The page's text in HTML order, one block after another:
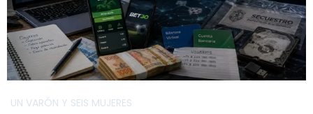
UN VARÓN Y SEIS MUJERES